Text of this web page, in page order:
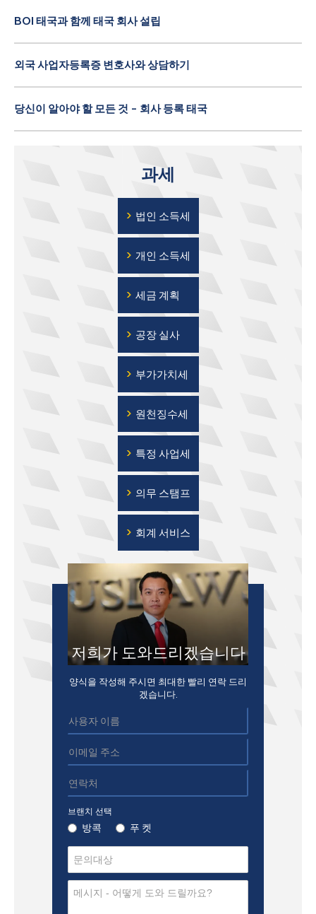
BOI 태국과 함께 태국 회사 설립
외국 사업자등록증 변호사와 상담하기
당신이 알아야 할 모든 것 - 회사 등록 태국
과세
› 법인 소득세
› 개인 소득세
› 세금 계획
› 공장 실사
› 부가가치세
› 원천징수세
› 특정 사업세
› 의무 스탬프
› 회계 서비스
저희가 도와드리겠습니다
양식을 작성해 주시면 최대한 빨리 연락 드리
겠습니다.
브랜치 선택
방콕 푸 켓